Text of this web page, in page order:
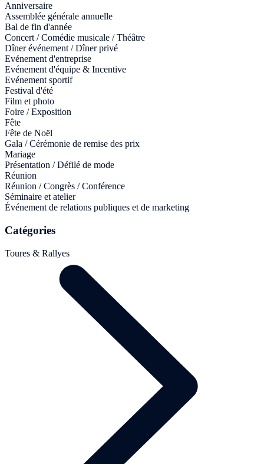
Anniversaire
Assemblée générale annuelle
Bal de fin d'année
Concert / Comédie musicale / Théâtre
Dîner événement / Dîner privé
Evénement d'entreprise
Evénement d'équipe & Incentive
Evénement sportif
Festival d'été
Film et photo
Foire / Exposition
Fête
Fête de Noël
Gala / Cérémonie de remise des prix
Mariage
Présentation / Défilé de mode
Réunion
Réunion / Congrès / Conférence
Séminaire et atelier
Événement de relations publiques et de marketing
Catégories
Toures & Rallyes